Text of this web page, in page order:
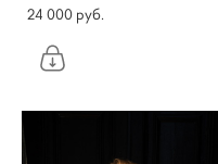
24 000 pуб.